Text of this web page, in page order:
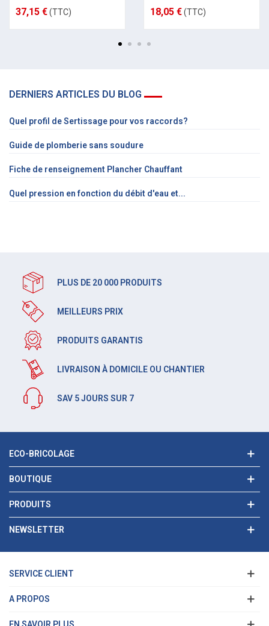
37,15 €(TTC) 18,05 €(TTC)
DERNIERS ARTICLES DU BLOG
Quel profil de Sertissage pour vos raccords?
Guide de plomberie sans soudure
Fiche de renseignement Plancher Chauffant
Quel pression en fonction du débit d'eau et...
PLUS DE 20 000 PRODUITS
MEILLEURS PRIX
PRODUITS GARANTIS
LIVRAISON À DOMICILE OU CHANTIER
SAV 5 JOURS SUR 7
ECO-BRICOLAGE
BOUTIQUE
PRODUITS
NEWSLETTER
SERVICE CLIENT
A PROPOS
EN SAVOIR PLUS